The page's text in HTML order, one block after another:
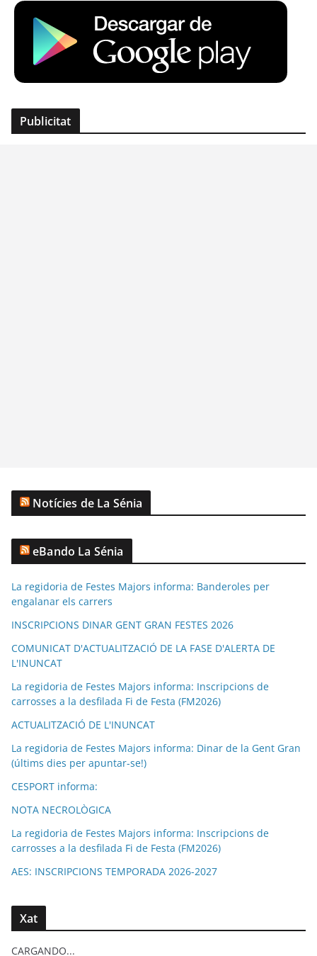
Publicitat
Notícies de La Sénia
eBando La Sénia
La regidoria de Festes Majors informa: Banderoles per
engalanar els carrers
INSCRIPCIONS DINAR GENT GRAN FESTES 2026
COMUNICAT D'ACTUALITZACIÓ DE LA FASE D'ALERTA DE
L'INUNCAT
La regidoria de Festes Majors informa: Inscripcions de
carrosses a la desfilada Fi de Festa (FM2026)
ACTUALITZACIÓ DE L'INUNCAT
La regidoria de Festes Majors informa: Dinar de la Gent Gran
(últims dies per apuntar-se!)
CESPORT informa:
NOTA NECROLÒGICA
La regidoria de Festes Majors informa: Inscripcions de
carrosses a la desfilada Fi de Festa (FM2026)
AES: INSCRIPCIONS TEMPORADA 2026-2027
Xat
CARGANDO...